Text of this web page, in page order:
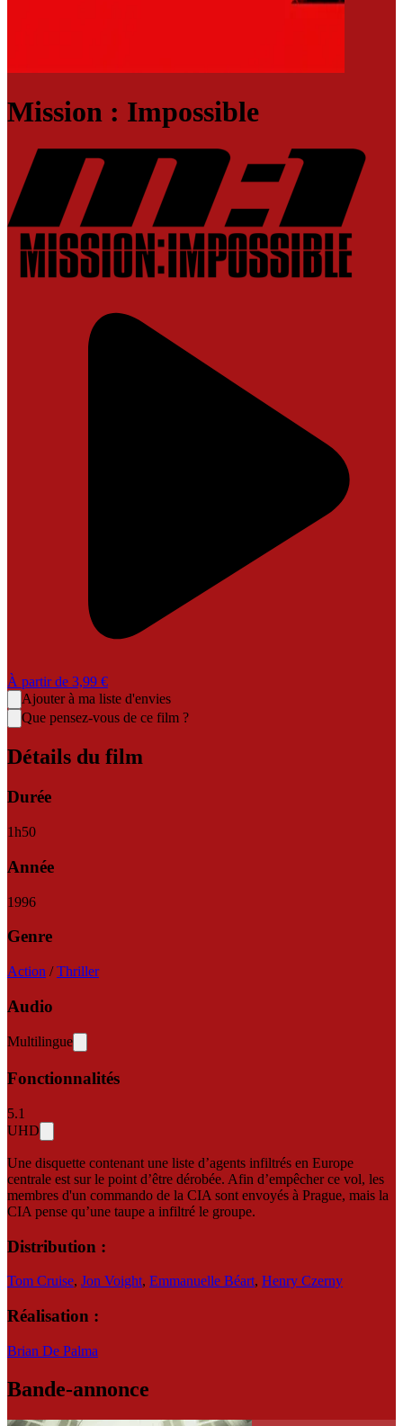
Mission : Impossible
À partir de 3,99 €
Ajouter à ma liste d'envies
Que pensez-vous de ce film ?
Détails du film
Durée
1h50
Année
1996
Genre
Action /Thriller
Audio
Multilingue
Fonctionnalités
5.1
UHD
Une disquette contenant une liste d’agents infiltrés en Europe
centrale est sur le point d’être dérobée. Afin d’empêcher ce vol, les
membres d'un commando de la CIA sont envoyés à Prague, mais la
CIA pense qu’une taupe a infiltré le groupe.
Distribution :
Tom Cruise, Jon Voight, Emmanuelle Béart, Henry Czerny
Réalisation :
Brian De Palma
Bande-annonce